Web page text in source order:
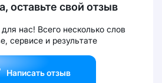
оставьте свой отзыв
нас! Всего несколько слов
сервисе и результате
Написать отзыв